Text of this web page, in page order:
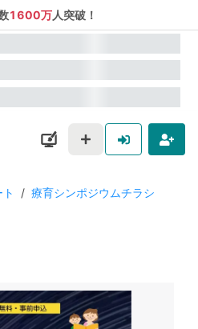
1600万人突破！
/ 療育シンポジウムチラシ